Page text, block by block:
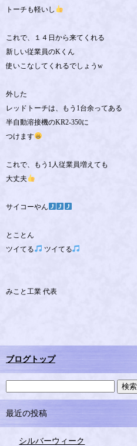
トーチも軽いし
これで、１４日から来てくれる
新しい従業員のKくん
使いこなしてくれるでしょうw
外した
レッドトーチは、もう1台余ってある
半自動溶接機のKR2-350に
つけます
これで、もう1人従業員増えても
大丈夫
サイコーやん
とことん
ツイてる
ツイてる
みこと工業 代表
ブログトップ
最近の投稿
シルバーウィーク